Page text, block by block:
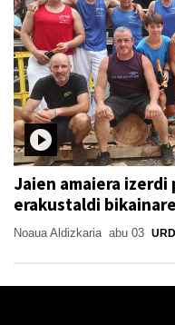
Jaien amaiera
erakustaldi
Noaua Aldizkaria abu 03